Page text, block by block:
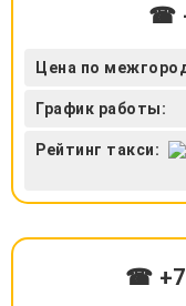
☎
Цена по
График работы:
Рейтинг такси:
☎ +7